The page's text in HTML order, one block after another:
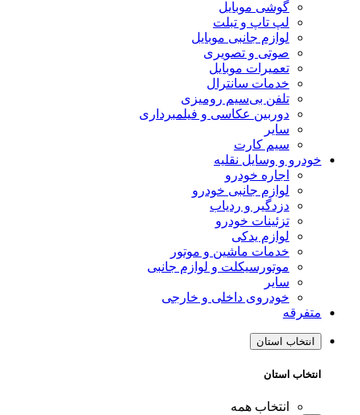
گوشی موبایل
لپ تاپ و تبلت
لوازم جانبی موبایل
صوتی و تصویری
تعمیرات موبایل
خدمات سانترال
تلفن بی‌سیم رومیزی
دوربین عکاسی و فیلمبرداری
سایر
سیم کارت
خودرو و وسایل نقلیه
اجاره خودرو
لوازم جانبی خودرو
دزدگیر و ردیاب
تزئینات خودرو
لوازم یدکی
خدمات ماشین و موتور
موتورسیکلت و لوازم جانبی
سایر
خودروی داخلی و خارجی
متفرقه
انتخاب استان
انتخاب استان
انتخاب همه